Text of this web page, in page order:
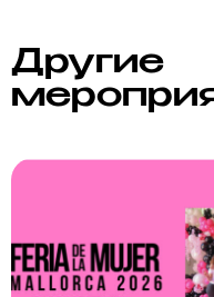
Другие